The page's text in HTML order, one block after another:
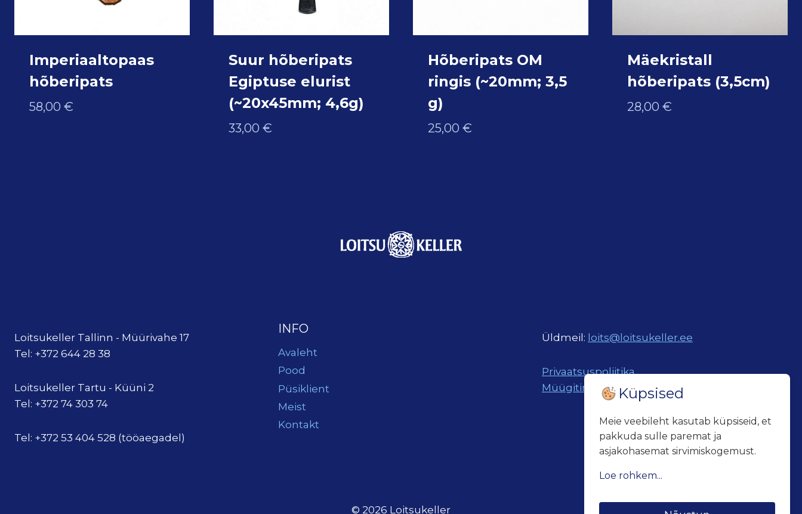
Imperiaaltopaas
hõberipats
58,00 €
Suur hõberipats
Egiptuse elurist
(~20x45mm; 4,6g)
33,00 €
Hõberipats OM
ringis (~20mm; 3,5
g)
25,00 €
Mäekristall
hõberipats (3,5cm)
28,00 €
Loitsukeller Tallinn - Müürivahe 17
Tel: +372 644 28 38
Loitsukeller Tartu - Küüni 2
Tel: +372 74 303 74
Tel: +372 53 404 528 (tööaegadel)
INFO
Avaleht
Pood
Püsiklient
Meist
Kontakt
Üldmeil: loits@loitsukeller.ee
Privaatsuspoliitika
Müügitingimused
© 2026 Loitsukeller
Küpsised
Meie veebileht kasutab küpsiseid, et
pakkuda sulle paremat ja
asjakohasemat sirvimiskogemust.
Loe rohkem...
Küpsiseid kasutatakse kolmel